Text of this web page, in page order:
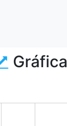
Gráfica